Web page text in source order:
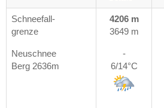
Schneefall-
grenze
4206 m
3649 m
Neuschnee
Berg 2636m
-
6/14°C